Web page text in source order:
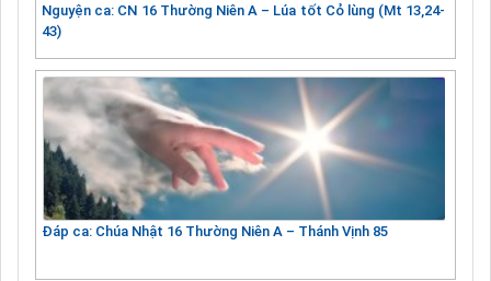
Nguyện ca: CN 16 Thường Niên A – Lúa tốt Cỏ lùng (Mt 13,24-
43)
Đáp ca: Chúa Nhật 16 Thường Niên A – Thánh Vịnh 85